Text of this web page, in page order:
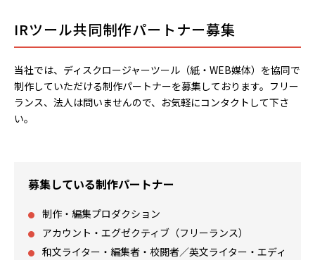
アイ・アール ジャパンホールディングス
JOIB
IRツール共同制作パートナー募集
当社では、ディスクロージャーツール（紙・WEB媒体）を協同で
制作していただける制作パートナーを募集しております。フリー
ランス、法人は問いませんので、お気軽にコンタクトして下さ
い。
募集している制作パートナー
制作・編集プロダクション
アカウント・エグゼクティブ（フリーランス）
和文ライター・編集者・校閲者／英文ライター・エディ